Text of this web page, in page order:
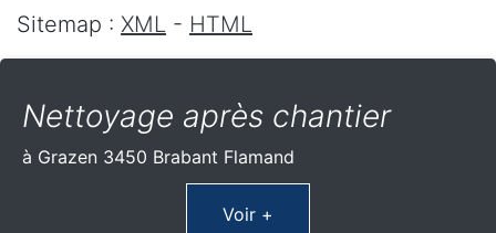
Sitemap : XML - HTML
Nettoyage après chantier
à Grazen 3450 Brabant Flamand
Voir +